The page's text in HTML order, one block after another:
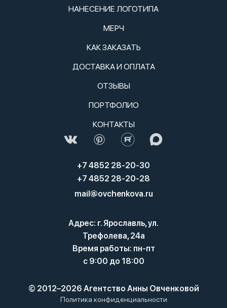
НАНЕСЕНИЕ ЛОГОТИПА
МЕРЧ
КАК ЗАКАЗАТЬ
ДОСТАВКА И ОПЛАТА
ОТЗЫВЫ
ПОРТФОЛИО
КОНТАКТЫ
+7 4852 28-20-30
+7 4852 28-20-28
mail@ovchenkova.ru
Адрес: г. Ярославль, ул.
Трефолева, 24а
Время работы: пн-пт
с 9:00 до 18:00
Политика конфиденциальности
© 2012–2026 Агентство Анны Овченковой